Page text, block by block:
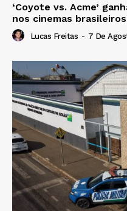
‘Coyote vs. Acme’
nos cinemas
Lucas Freitas - 7 De